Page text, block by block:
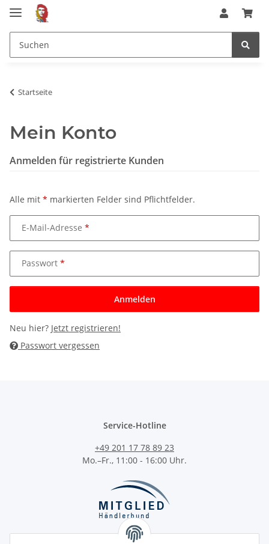
Startseite
Mein Konto
Anmelden für registrierte Kunden
Alle mit * markierten Felder sind Pflichtfelder.
E-Mail-Adresse
Passwort
Anmelden
Neu hier? Jetzt registrieren!
Passwort vergessen
Service-Hotline
+49 201 17 78 89 23
Mo.–Fr., 11:00 - 16:00 Uhr.